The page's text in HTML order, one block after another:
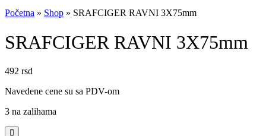
Početna » Shop » SRAFCIGER RAVNI 3X75mm
SRAFCIGER RAVNI 3X75mm
492 rsd
Navedene cene su sa PDV-om
3 na zalihama